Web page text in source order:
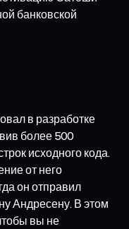
банковской
в разработке
более 500
исходного кода.
от него
он отправил
Андресену. В этом
вы не